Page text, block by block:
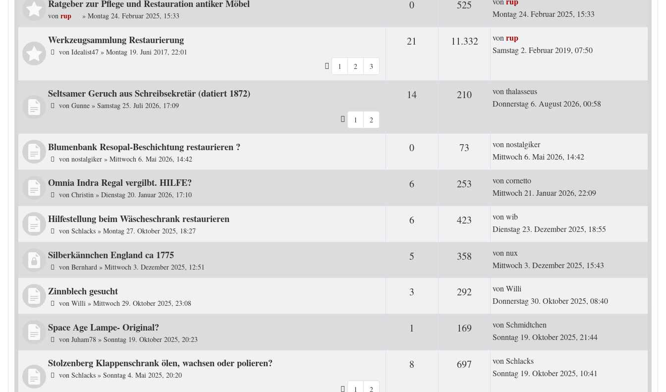
Ratgeber zur Pflege und Restauration antiker Möbel
von rup » Montag 24. Februar 2025, 15:33
0Antworten 525 Zugriffe
Montag 24. Februar 2025, 15:33
Werkzeugsammlung Restaurierung
von Idealist47 » Montag 19. Juni 2017, 22:01
1
2 3
21 Antworten11.332Zugriffe
Letzter Beitrag
vonrup
Samstag 2. Februar 2019, 07:50
Seltsamer Geruch aus Schreibsekretär (datiert 1872)
von Gunne » Samstag 25. Juli 2026, 17:09
1
2
14Antworten210ZugriffeLetzter Beitrag
vonthalasseus
Donnerstag 6. August 2026, 00:58
Blumenbank Resopal-Beschichtung restaurieren ?
von nostalgiker » Mittwoch 6. Mai 2026, 14:42
0Antworten 73 ZugriffeLetzter Beitrag
vonnostalgiker
Mittwoch 6. Mai 2026, 14:42
Omnia Indra Regal vergilbt. HILFE?
von Christin » Dienstag 20. Januar 2026, 17:10
6Antworten 253 ZugriffeLetzter Beitrag
voncornetto
Mittwoch 21. Januar 2026, 22:09
Hilfestellung beim Wäscheschrank restaurieren
von Schlacks » Montag 27. Oktober 2025, 18:27
6Antworten 423 ZugriffeLetzter Beitrag
vonwib
Dienstag 23. Dezember 2025, 18:55
Silberkännchen England ca 1775
von Bernhard » Mittwoch 3. Dezember 2025, 12:51
5 358 ZugriffeLetzter Beitrag
vonnux
Mittwoch 3. Dezember 2025, 15:43
Zinnblech gesucht
von Willi » Mittwoch 29. Oktober 2025, 23:08
3 292ZugriffeLetzter Beitrag
vonWilli
Donnerstag 30. Oktober 2025, 08:40
Space Age Lampe- Original?
von Juham78 » Sonntag 19. Oktober 2025, 20:23
1 169 ZugriffeLetzter Beitrag
vonSchmidtchen
Sonntag 19. Oktober 2025, 21:44
Stolzenberg Klappenschrank ölen, wachsen oder polieren?
von Schlacks » Sonntag 4. Mai 2025, 20:20
1
2
8 697 ZugriffeLetzter Beitrag
vonSchlacks
Sonntag 19. Oktober 2025, 10:41